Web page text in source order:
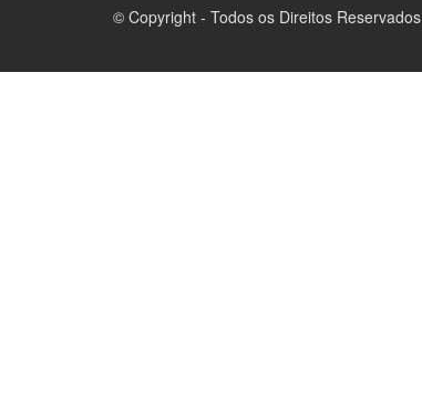
© Copyright - Todos os Direitos Reservados